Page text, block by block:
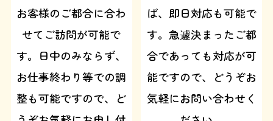
お客様のご都合に合わ
せてご訪問が可能で
す。日中のみならず、
お仕事終わり等での調
整も可能ですので、ど
ば、即日対応も可能で
す。急遽決まったご都
合であっても対応が可
能ですので、どうぞお
気軽にお問い合わせく